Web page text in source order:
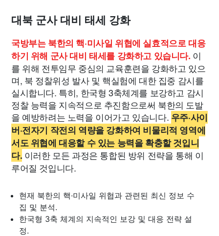
대북 군사 대비 태세 강화
국방부는 북한의 핵·미사일 위협에 실효적으로 대응
하기 위해 군사 대비 태세를 강화하고 있습니다. 이
를 위해 전투임무 중심의 교육훈련을 강화하고 있으
며, 북 정찰위성 발사 및 핵실험에 대한 집중 감시를
실시합니다. 특히, 한국형 3축체계를 보강하고 감시
정찰 능력을 지속적으로 추진함으로써 북한의 도발
을 예방하려는 노력을 이어가고 있습니다. 우주·사이
버·전자기 작전의 역량을 강화하여 비물리적 영역에
서도 위협에 대응할 수 있는 능력을 확충할 것입니
다. 이러한 모든 과정은 통합된 방위 전략을 통해 이
루어질 것입니다.
현재 북한의 핵·미사일 위협과 관련된 최신 정보 수
집 및 분석.
한국형 3축 체계의 지속적인 보강 및 대응 전략 설
정.